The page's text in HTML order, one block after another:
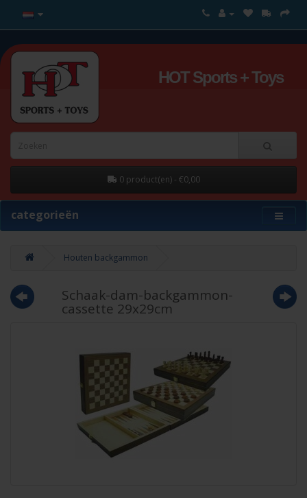
HOT Sports + Toys
0 product(en) - €0,00
categorieën
Houten backgammon
Schaak-dam-backgammon-
cassette 29x29cm